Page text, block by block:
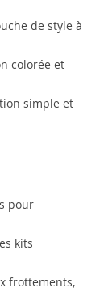
de style à
colorée et
simple et
pour
kits
frottements,